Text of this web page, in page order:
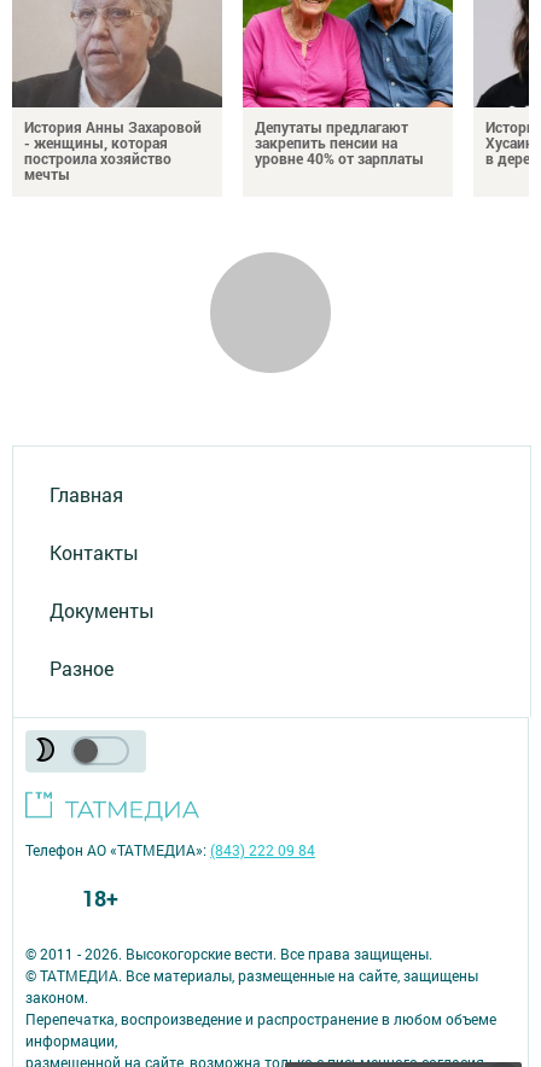
История Анны Захаровой
- женщины, которая
построила хозяйство
мечты
Депутаты предлагают
закрепить пенсии на
уровне 40% от зарплаты
в
Главная
Контакты
Документы
Разное
© 2011 - 2026. Высокогорские вести. Все права защищены.
© ТАТМЕДИА. Все материалы, размещенные на сайте, защищены
законом.
Перепечатка, воспроизведение и распространение в любом объеме
информации,
размещенной на сайте, возможна только с письменного согласия
Телефон АО «ТАТМЕДИА»:(843) 222 09 84
18+